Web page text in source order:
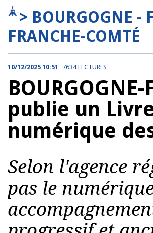
> BOURGOGNE -
FRANCHE-COMTÉ
10/12/2025 10:51 7634 LECTURES
publie un
numérique
Selon l'agence
pas le